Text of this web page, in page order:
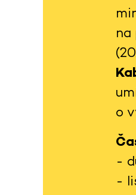
na
o
-
-